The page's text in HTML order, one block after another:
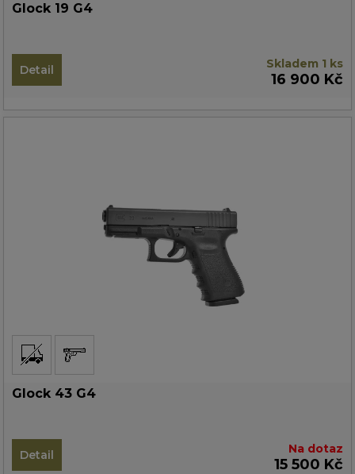
Glock 19 G4
Detail Skladem 1 ks
16 900 Kč
Glock 43 G4
Detail Na dotaz
15 500 Kč